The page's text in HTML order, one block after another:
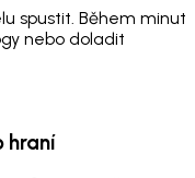
spustit. Během minut
nebo doladit
hraní